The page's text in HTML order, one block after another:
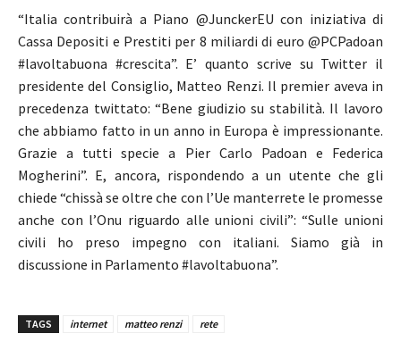
“Italia contribuirà a Piano @JunckerEU con iniziativa di
Cassa Depositi e Prestiti per 8 miliardi di euro @PCPadoan
#lavoltabuona #crescita”. E’ quanto scrive su Twitter il
presidente del Consiglio, Matteo Renzi. Il premier aveva in
precedenza twittato: “Bene giudizio su stabilità. Il lavoro
che abbiamo fatto in un anno in Europa è impressionante.
Grazie a tutti specie a Pier Carlo Padoan e Federica
Mogherini”. E, ancora, rispondendo a un utente che gli
chiede “chissà se oltre che con l’Ue manterrete le promesse
anche con l’Onu riguardo alle unioni civili”: “Sulle unioni
civili ho preso impegno con italiani. Siamo già in
discussione in Parlamento #lavoltabuona”.
TAGS internet matteo renzi rete